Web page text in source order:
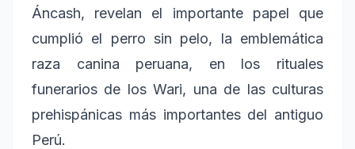
Áncash, revelan el importante papel que
cumplió el perro sin pelo, la emblemática
raza canina peruana, en los rituales
funerarios de los Wari, una de las culturas
prehispánicas más importantes del antiguo
Perú.